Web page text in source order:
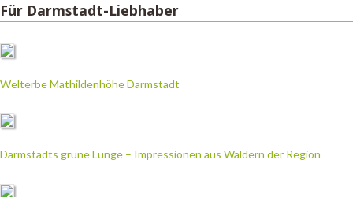
Für Darmstadt-Liebhaber
Welterbe Mathildenhöhe Darmstadt
Darmstadts grüne Lunge – Impressionen aus Wäldern der Region